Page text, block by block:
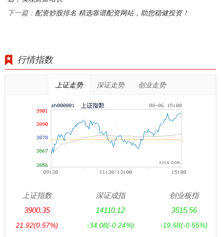
下一篇： 配资炒股排名 精选靠谱配资网站，助您稳健投资！
行情指数
上证走势 深证走势 创业走势
上证指数
3900.35
21.92(0.57%)
深证成指
14110.12
-34.08(-0.24%)
创业板指
3515.56
-19.58(-0.55%)